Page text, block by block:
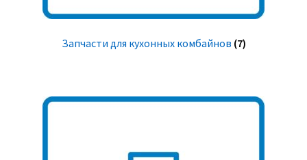
Запчасти для кухонных комбайнов (7)